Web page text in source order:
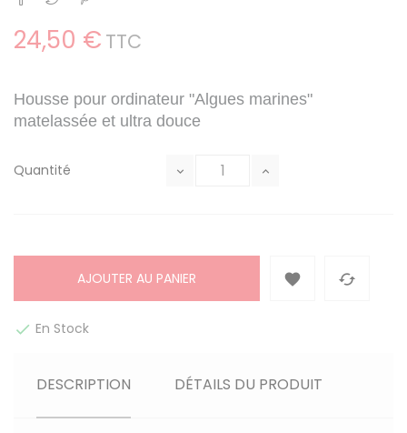
24,50 € TTC
Housse pour ordinateur "Algues marines"
matelassée et ultra douce
Quantité
AJOUTER AU PANIER  
 En Stock
DESCRIPTION DÉTAILS DU PRODUIT